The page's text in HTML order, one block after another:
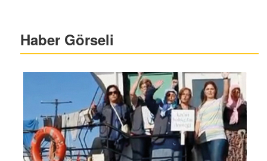
Haber Görseli